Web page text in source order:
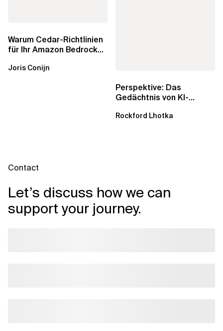
Warum Cedar-Richtlinien
für Ihr Amazon Bedrock
wichtig sind
Joris Conijn
Perspektive: Das
Gedächtnis von KI-
dem...
Rockford Lhotka
Contact
Let’s discuss how we can
support your journey.